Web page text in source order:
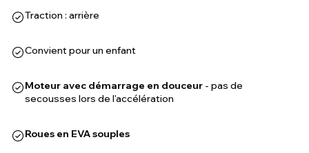
Traction : arrière
Convient pour un enfant
Moteur avec démarrage en douceur - pas de
secousses lors de l'accélération
Roues en EVA souples